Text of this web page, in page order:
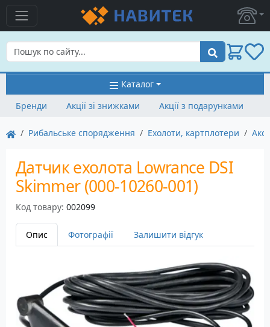
Пошук
Каталог
Бренди
Акції зі знижками Акції з подарунками
Рибальське спорядження Ехолоти, картплотери
Датчик ехолота Lowrance DSI
Skimmer (000-10260-001)
Код товару: 002099
Опис Фотографії Залишити відгук